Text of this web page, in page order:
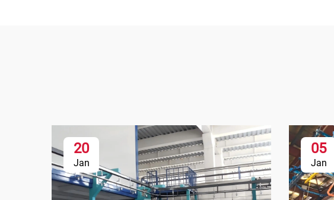
20
Jan
05
Jan